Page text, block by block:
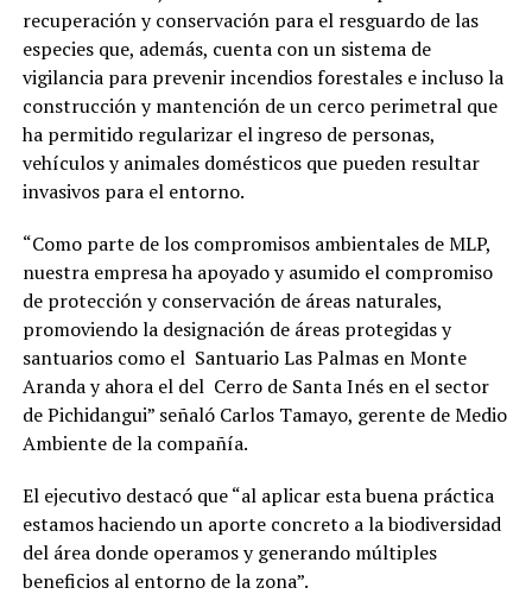
recuperación y conservación para el resguardo de las
especies que, además, cuenta con un sistema de
vigilancia para prevenir incendios forestales e incluso la
construcción y mantención de un cerco perimetral que
ha permitido regularizar el ingreso de personas,
vehículos y animales domésticos que pueden resultar
invasivos para el entorno.
“Como parte de los compromisos ambientales de MLP,
nuestra empresa ha apoyado y asumido el compromiso
de protección y conservación de áreas naturales,
promoviendo la designación de áreas protegidas y
santuarios como el Santuario Las Palmas en Monte
Aranda y ahora el del Cerro de Santa Inés en el sector
de Pichidangui” señaló Carlos Tamayo, gerente de Medio
Ambiente de la compañía.
El ejecutivo destacó que “al aplicar esta buena práctica
estamos haciendo un aporte concreto a la biodiversidad
del área donde operamos y generando múltiples
beneficios al entorno de la zona”.